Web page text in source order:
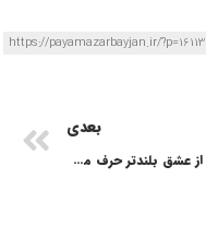
https://payamazarbayjan.ir/?p=16113
بعدی
«زیر درختان زیتون»؛ وقتی سکوت از عشق بلندتر حرف می‌زند